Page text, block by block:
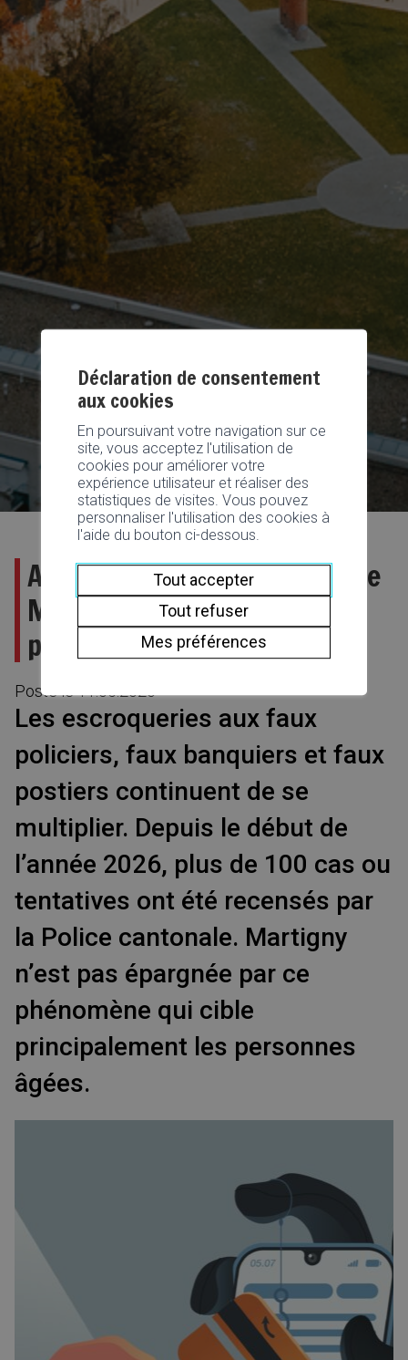
Arnaques en série : la Ville de
Martigny appelle à la
prudence
Posté le11.05.2026
Les escroqueries aux faux
policiers, faux banquiers et faux
postiers continuent de se
multiplier. Depuis le début de
l’année 2026, plus de 100 cas ou
tentatives ont été recensés par
la Police cantonale. Martigny
n’est pas épargnée par ce
phénomène qui cible
principalement les personnes
âgées.
Déclaration de consentement
aux cookies
En poursuivant votre navigation sur ce
site, vous acceptez l'utilisation de
cookies pour améliorer votre
expérience utilisateur et réaliser des
statistiques de visites. Vous pouvez
personnaliser l'utilisation des cookies à
l'aide du bouton ci-dessous.
Tout accepter
Tout refuser
Mes préférences